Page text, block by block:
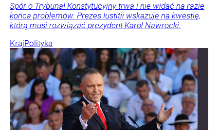
Spór o Trybunał Konstytucyjny trwa i nie widać na razie
końca problemów. Prezes Iustitii wskazuje na kwestię,
którą musi rozwiązać prezydent Karol Nawrocki.
KrajPolityka